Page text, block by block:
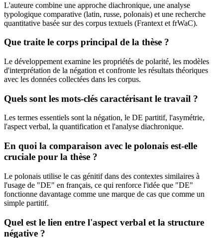
L'auteure combine une approche diachronique, une analyse
typologique comparative (latin, russe, polonais) et une recherche
quantitative basée sur des corpus textuels (Frantext et frWaC).
Que traite le corps principal de la thèse ?
Le développement examine les propriétés de polarité, les modèles
d'interprétation de la négation et confronte les résultats théoriques
avec les données collectées dans les corpus.
Quels sont les mots-clés caractérisant le travail ?
Les termes essentiels sont la négation, le DE partitif, l'asymétrie,
l'aspect verbal, la quantification et l'analyse diachronique.
En quoi la comparaison avec le polonais est-elle
cruciale pour la thèse ?
Le polonais utilise le cas génitif dans des contextes similaires à
l'usage de "DE" en français, ce qui renforce l'idée que "DE"
fonctionne davantage comme une marque de cas que comme un
simple partitif.
Quel est le lien entre l'aspect verbal et la structure
négative ?